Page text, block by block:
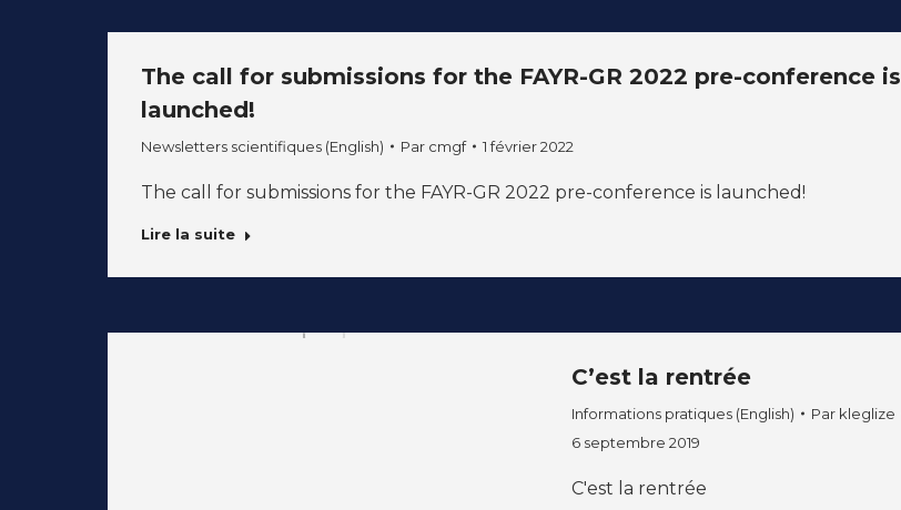
The call for submissions for the FAYR-GR 2022 pre-conference is
launched!
Newsletters scientifiques (English) Par cmgf 1 février 2022
The call for submissions for the FAYR-GR 2022 pre-conference is launched!
Lire la suite
C’est la rentrée
Informations pratiques (English) Par kleglize
6 septembre 2019
C'est la rentrée